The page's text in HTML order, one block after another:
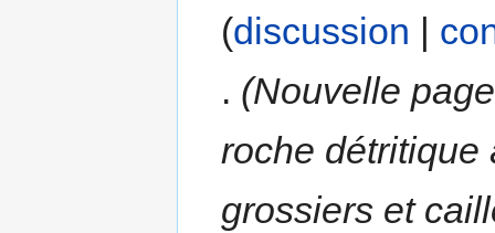
(discussion |
. (Nouvelle
roche détritique
grossiers et